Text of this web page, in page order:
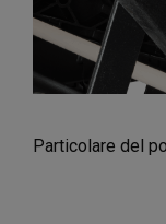
Particolare del